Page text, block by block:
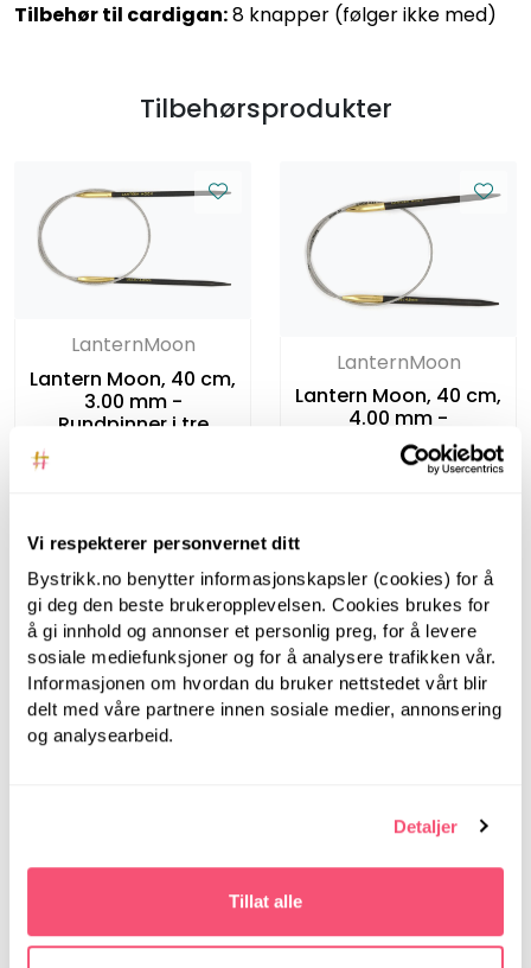
Vi respekterer personvernet ditt
Bystrikk.no benytter informasjonskapsler (cookies) for å
gi deg den beste brukeropplevelsen. Cookies brukes for
å gi innhold og annonser et personlig preg, for å levere
sosiale mediefunksjoner og for å analysere trafikken vår.
Informasjonen om hvordan du bruker nettstedet vårt blir
delt med våre partnere innen sosiale medier, annonsering
og analysearbeid.
Detaljer
Tillat alle
Tilbehør til cardigan:8 knapper (følger ikke med)
Tilbehørsprodukter
LanternMoon
Lantern Moon, 40 cm,
3.00 mm -
Rundpinner i tre
LanternMoon
Lantern Moon, 40 cm,
4.00 mm -
Rundpinner i tre
LanternMoon
LanternMoon